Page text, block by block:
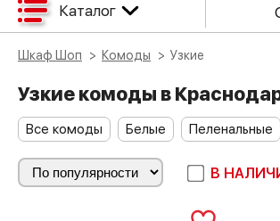
Каталог
Шкаф Шоп Комоды Узкие
Узкие комоды в
Все комоды Белые Пеленальные
В